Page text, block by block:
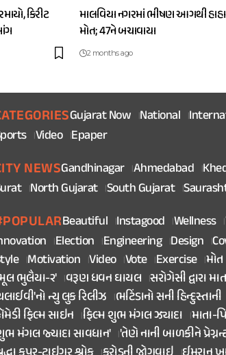
કિરીટ
માલવિયા નગરમાં ભીષણ આગથી
મોત; 47ને બચાવાયા
2 months ago
Gujarat Now National
Video Epaper
NEWSGandhinagar Ahmedabad
North Gujarat South Gujarat
Beautiful Instagood Wellness
Election Engineering Design
Motivation Video Vote Exercise મોત
ભુલૈયા-૨' વરૂણ ધવન ઘાયલ સરોગેસી દ્વારા
ન્યુ લુક રિલીઝ ભટિંડાનો સની હિન્દુસ્તાની
ફિલ્મ સાઇન ફિલ્મ શુભ મંગલ ઝ્યાદા માતા-
મંગલ જ્યાદા સાવધાન' 'તેણે નાની બાળકીને